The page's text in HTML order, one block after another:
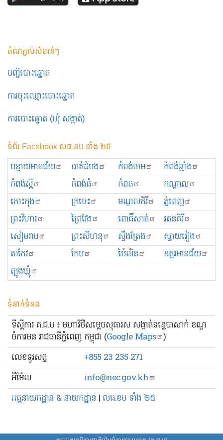
តំណភ្ជាប់សំខាន់ៗ
បញ្ជីបោះឆ្នោត
ការចុះឈ្មោះបោះឆ្នោត
ការបោះឆ្នោត (ឃុំ សង្កាត់)
ទំព័រ Facebook លធ.ខប ទាំង ២៥
បន្ទាយមានជ័យ បាត់ដំបង កំពង់ចាម
កំពង់ឆ្នាំង
កំពង់ស្ពឺ
កំពង់ធំ កំពត
កណ្ដាល
កោះកុង
ក្រចេះ មណ្ឌលគិរី
ភ្នំពេញ
ព្រះ​វិហារ
ព្រៃវែង ពោធិ៍សាត់
រតនគិរី
សៀមរាប
ព្រះសីហនុ ស្ទឹងត្រែង
ស្វាយរៀង
តាកែវ
កែប ប៉ៃលិន
ឧត្ដរមានជ័យ
ត្បូងឃ្មុំ
ទំនាក់ទំនង
ទីស្ដីការ គ.ជ.ប ៖ មហាវិថីសម្ដេចសុធារស សង្កាត់ទន្លេបាសាក់ ខណ្ឌ
ចំការមន រាជធានីភ្នំពេញ កម្ពុជា (Google Maps )
លេខ​ទូរសព្ទ
+855 23 235 271
អ៊ីម៉ែល
info@nec.gov.kh
អគ្គនាយកដ្ឋាន & នាយកដ្ឋាន | លធ.ខប ទាំង ២៥